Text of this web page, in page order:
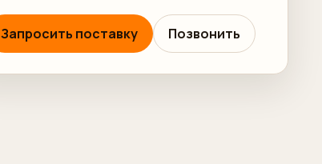
Запросить поставку Позвонить